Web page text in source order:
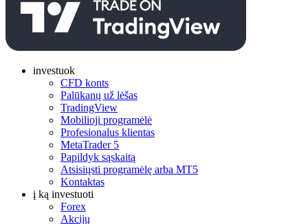
investuok
CFD konts
Palūkanų už lėšas
TradingView
Mobilioji programėlė
Profesionalus klientas
MetaTrader 5
Papildyk sąskaitą
Atsisiųsti programėlę arba MT5
Kontaktas
į ką investuoti
Forex
Akcijų